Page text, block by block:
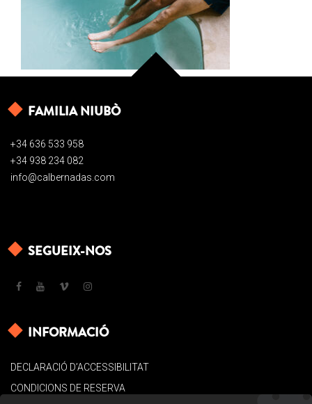
FAMILIA NIUBÒ
+34 636 533 958
+34 938 234 082
info@calbernadas.com
SEGUEIX-NOS
INFORMACIÓ
DECLARACIÓ D’ACCESSIBILITAT
CONDICIONS DE RESERVA